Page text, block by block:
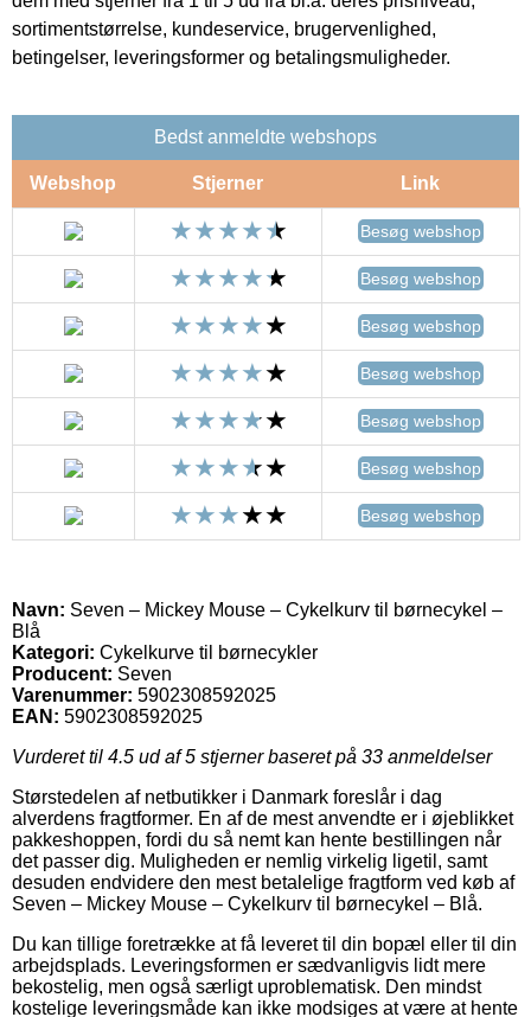
sortimentstørrelse, kundeservice, brugervenlighed,
betingelser, leveringsformer og betalingsmuligheder.
Bedst anmeldte webshops
Webshop Stjerner Link
Besøg webshop
Besøg webshop
Besøg webshop
Besøg webshop
Besøg webshop
Besøg webshop
Besøg webshop
Navn: Seven – Mickey Mouse – Cykelkurv til børnecykel –
Blå
Kategori: Cykelkurve til børnecykler
Producent: Seven
Varenummer: 5902308592025
EAN: 5902308592025
Vurderet til 4.5 ud af 5 stjerner baseret på 33 anmeldelser
Størstedelen af netbutikker i Danmark foreslår i dag
alverdens fragtformer. En af de mest anvendte er i øjeblikket
pakkeshoppen, fordi du så nemt kan hente bestillingen når
det passer dig. Muligheden er nemlig virkelig ligetil, samt
desuden endvidere den mest betalelige fragtform ved køb af
Seven – Mickey Mouse – Cykelkurv til børnecykel – Blå.
Du kan tillige foretrække at få leveret til din bopæl eller til din
arbejdsplads. Leveringsformen er sædvanligvis lidt mere
bekostelig, men også særligt uproblematisk. Den mindst
kostelige leveringsmåde kan ikke modsiges at være at hente